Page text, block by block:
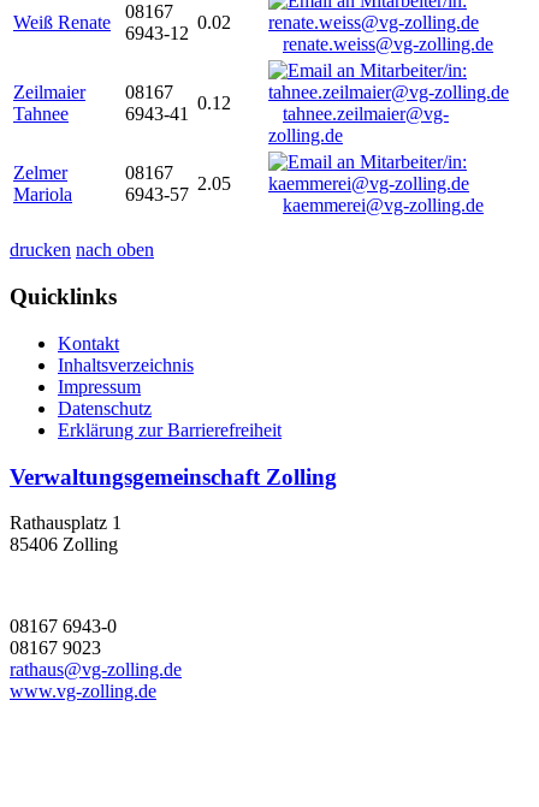
Weiß Renate
08167
6943-12
0.02
renate.weiss@vg-zolling.de
Zeilmaier
Tahnee
08167
6943-41
0.12
tahnee.zeilmaier@vg-
zolling.de
Zelmer
Mariola
08167
6943-57
2.05
kaemmerei@vg-zolling.de
drucken nach oben
Quicklinks
Kontakt
Inhaltsverzeichnis
Impressum
Datenschutz
Erklärung zur Barrierefreiheit
Verwaltungsgemeinschaft Zolling
Rathausplatz 1
85406 Zolling
08167 6943-0
08167 9023
rathaus@vg-zolling.de
www.vg-zolling.de